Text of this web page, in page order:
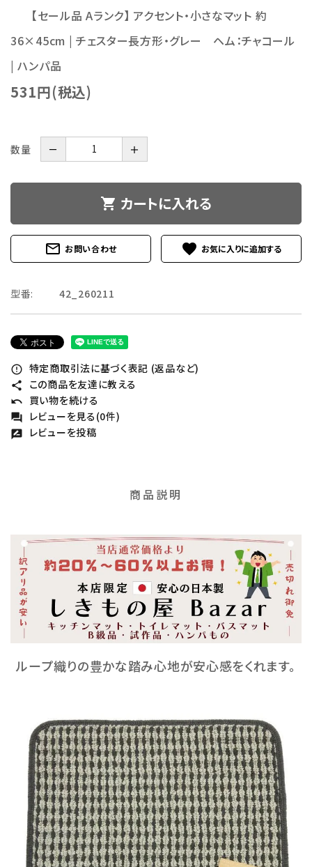
【セール品 Aランク】 アクセント・小さなマット 約
36×45cm | チェスター長方形・グレー ヘム：チャコール
| ハンパ品
531円(税込)
数量 － ＋
shopping_cart カートに入れる
mail_outline お問い合わせ favorite
型番: 42_260211
error_outline 特定商取引法に基づく表記 (返品など)
share この商品を友達に教える
undo 買い物を続ける
forum レビューを見る(0件)
rate_review レビューを投稿
商品説明
ループ織りの豊かな踏み心地が安心感をくれます。